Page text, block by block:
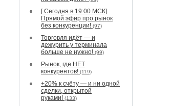
[ Сегодня в 19:00 МСК]
Прямой эфир про рынок
без конкуренции! (97)
Торговля идёт — и
дежурить у терминала
больше не нужно! (99)
Рынок, где НЕТ
конкурентов! (119)
+20% к счёту — и ни одной
сделки, открытой
руками! (133)